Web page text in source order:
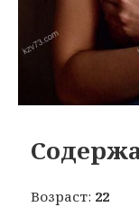
Возраст: 22